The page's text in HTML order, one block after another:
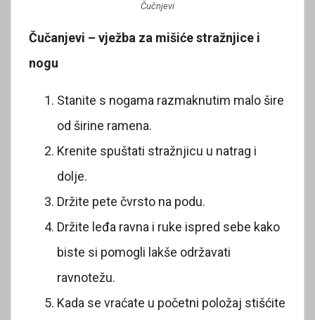
Čučnjevi
Čučanjevi – vježba za mišiće stražnjice i
nogu
Stanite s nogama razmaknutim malo šire
od širine ramena.
Krenite spuštati stražnjicu u natrag i
dolje.
Držite pete čvrsto na podu.
Držite leđa ravna i ruke ispred sebe kako
biste si pomogli lakše održavati
ravnotežu.
Kada se vraćate u početni položaj stišćite